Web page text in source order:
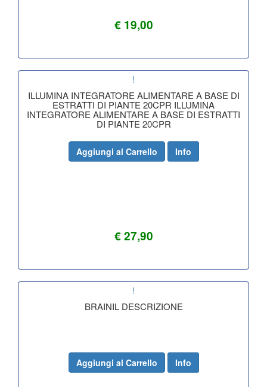
€ 19,00
!
ILLUMINA INTEGRATORE ALIMENTARE A BASE DI
ESTRATTI DI PIANTE 20CPR ILLUMINA
INTEGRATORE ALIMENTARE A BASE DI ESTRATTI
DI PIANTE 20CPR
€ 27,90
Aggiungi al Carrello Info
!
BRAINIL DESCRIZIONE
Aggiungi al Carrello Info